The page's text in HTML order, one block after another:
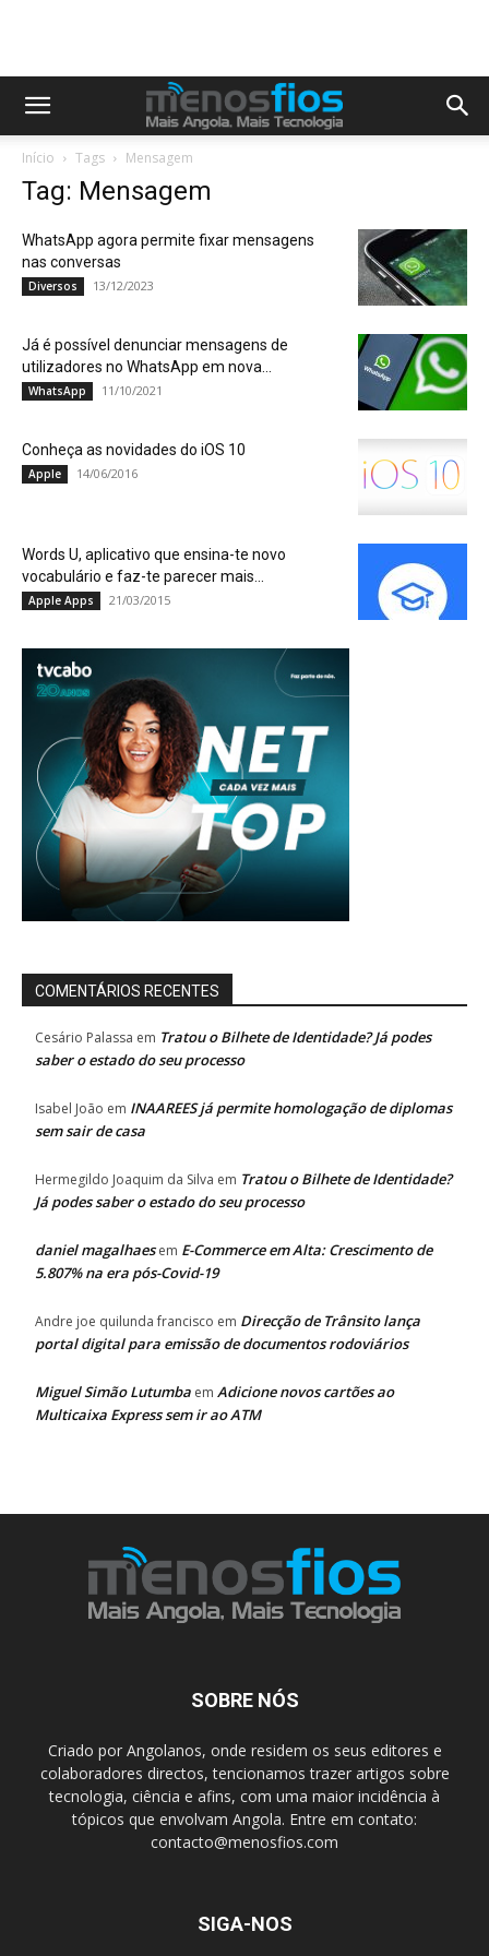
Início Tags Mensagem
Tag: Mensagem
WhatsApp agora permite fixar mensagens
nas conversas
Diversos 13/12/2023
Já é possível denunciar mensagens de
utilizadores no WhatsApp em nova...
WhatsApp 11/10/2021
Conheça as novidades do iOS 10
Apple 14/06/2016
Words U, aplicativo que ensina-te novo
vocabulário e faz-te parecer mais...
Apple Apps 21/03/2015
COMENTÁRIOS RECENTES
Cesário Palassa em Tratou o Bilhete de Identidade? Já podes
saber o estado do seu processo
Isabel João em INAAREES já permite homologação de diplomas
sem sair de casa
Hermegildo Joaquim da Silva em Tratou o Bilhete de Identidade?
Já podes saber o estado do seu processo
daniel magalhaesem E-Commerce em Alta: Crescimento de
5.807% na era pós-Covid-19
Andre joe quilunda francisco em Direcção de Trânsito lança
portal digital para emissão de documentos rodoviários
Miguel Simão Lutumba em Adicione novos cartões ao
Multicaixa Express sem ir ao ATM
SOBRE NÓS
Criado por Angolanos, onde residem os seus editores e
colaboradores directos, tencionamos trazer artigos sobre
tecnologia, ciência e afins, com uma maior incidência à
tópicos que envolvam Angola. Entre em contato:
contacto@menosfios.com
SIGA-NOS